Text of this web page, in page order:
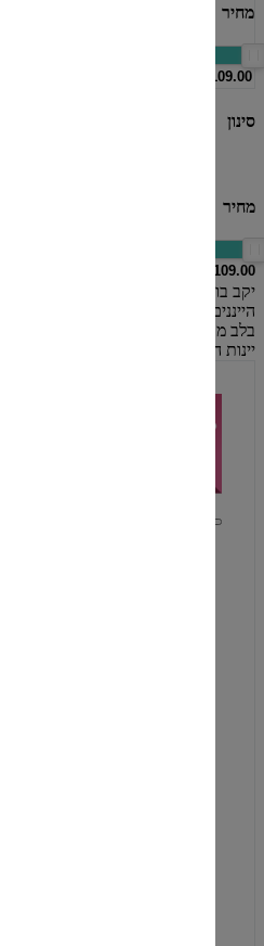
מחיר
סינון
מחיר
יקב בוטיק חדש בכרם בן זמרה, שנולד
בלב מושב כרם בן -זמרה, בסמוך לכרמי
יינות היקב מופקים מענבים מכרמי